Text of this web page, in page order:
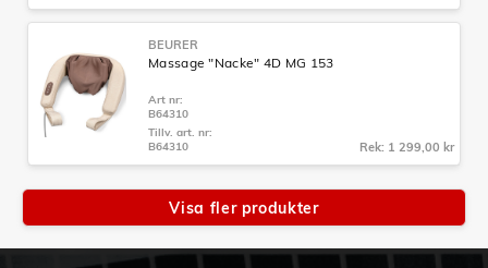
BEURER
Massage "Nacke" 4D MG 153
Art nr:
B64310
Tillv. art. nr:
B64310
Rek: 1 299,00 kr
Visa fler produkter